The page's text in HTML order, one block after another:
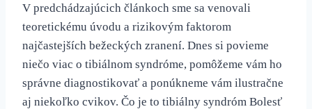
V predchádzajúcich článkoch sme sa venovali
teoretickému úvodu a rizikovým faktorom
najčastejších bežeckých zranení. Dnes si povieme
niečo viac o tibiálnom syndróme, pomôžeme vám ho
správne diagnostikovať a ponúkneme vám ilustračne
aj niekoľko cvikov. Čo je to tibiálny syndróm Bolesť